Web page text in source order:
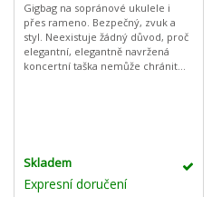
Gigbag na sopránové ukulele i
přes rameno. Bezpečný, zvuk a
styl. Neexistuje žádný důvod, proč
elegantní, elegantně navržená
koncertní taška nemůže chránit
Skladem
Expresní doručení